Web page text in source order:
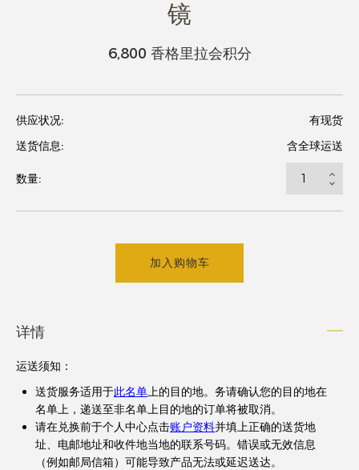
镜
6,800 香格里拉会积分
供应状况:
有现货
送货信息:
含全球运送
数量:
加入购物车
详情
运送须知 ：
送货服务适用于此名单上的目的地。务请确认您的目的地在
名单上，递送至非名单上目的地的订单将被取消。
请在兑换前于个人中心点击账户资料并填上正确的送货地
址、电邮地址和收件地当地的联系号码。错误或无效信息
（例如邮局信箱）可能导致产品无法或延迟送达。